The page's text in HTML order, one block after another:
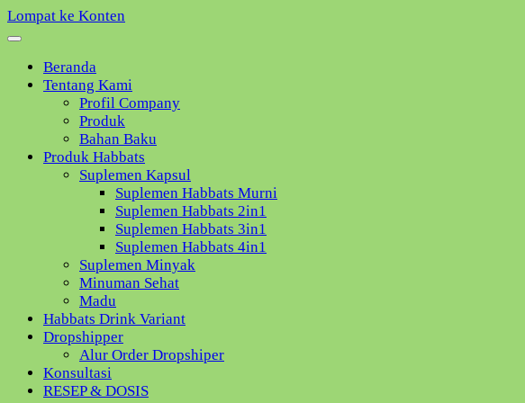
Lompat ke Konten
Beranda
Tentang Kami
Profil Company
Produk
Bahan Baku
Produk Habbats
Suplemen Kapsul
Suplemen Habbats Murni
Suplemen Habbats 2in1
Suplemen Habbats 3in1
Suplemen Habbats 4in1
Suplemen Minyak
Minuman Sehat
Madu
Habbats Drink Variant
Dropshipper
Alur Order Dropshiper
Konsultasi
RESEP & DOSIS